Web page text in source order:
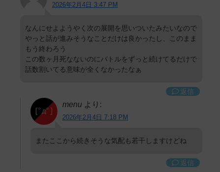
2026年2月4日 3:47 PM
なんにせよようやく次の展開を思いついたみたいなので
やっと話が進みそうなことだけは良かったし、このまま
もう終わろう
この数ヶ月死なないのにバトルをずっと続けてるだけで
話数割いてる意味が全くなかったなぁ
返信
menu より:
2026年2月4日 7:18 PM
またここから続きそうな気配も若干しますけどね
返信